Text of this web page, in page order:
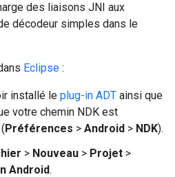
des liaisons JNI aux
décodeur simples dans le
Eclipse :
installé le plug-in ADT ainsi que
votre chemin NDK est
Préférences > Android > NDK).
> Nouveau > Projet >
Android.